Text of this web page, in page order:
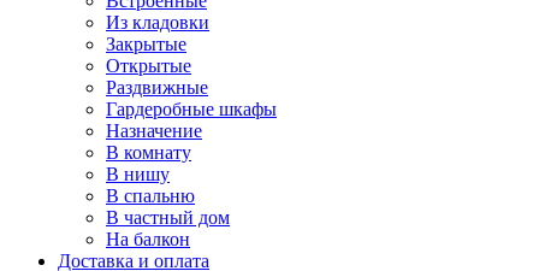
Из кладовки
Закрытые
Открытые
Раздвижные
Гардеробные шкафы
Назначение
В комнату
В нишу
В спальню
В частный дом
На балкон
Доставка и оплата